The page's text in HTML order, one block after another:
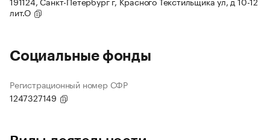
лит.О
Социальные фонды
Регистрационный номер СФР
1247327149